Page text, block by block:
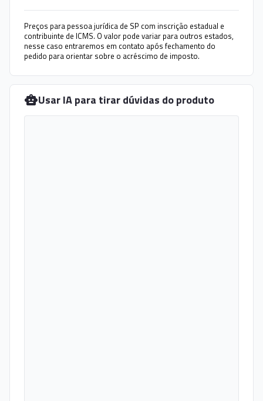
Preços para pessoa jurídica de SP com inscrição estadual e
contribuinte de ICMS. O valor pode variar para outros estados,
nesse caso entraremos em contato após fechamento do
pedido para orientar sobre o acréscimo de imposto.
Usar IA para tirar dúvidas do produto